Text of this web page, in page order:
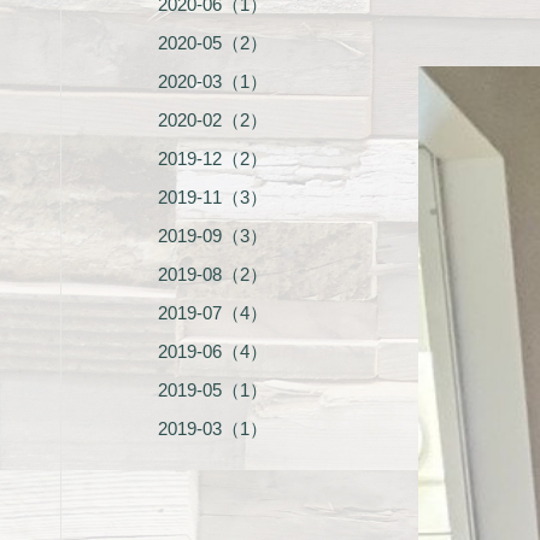
2020-06（1）
2020-05（2）
2020-03（1）
2020-02（2）
2019-12（2）
2019-11（3）
2019-09（3）
2019-08（2）
2019-07（4）
2019-06（4）
2019-05（1）
2019-03（1）